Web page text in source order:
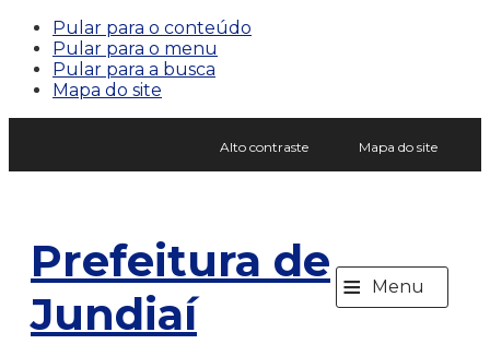
Pular para o conteúdo
Pular para o menu
Pular para a busca
Mapa do site
Alto contraste Mapa do site
Prefeitura de
Jundiaí
≡ Menu